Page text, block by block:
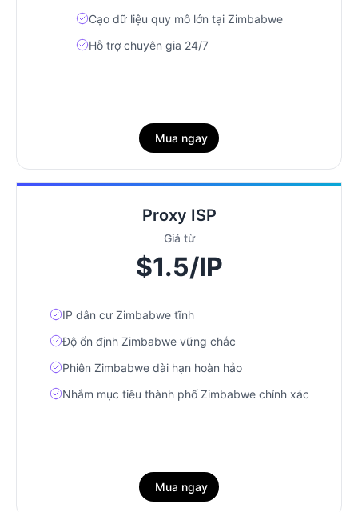
Cạo dữ liệu quy mô lớn tại Zimbabwe
Hỗ trợ chuyên gia 24/7
Mua ngay
Proxy ISP
Giá từ
$1.5/IP
IP dân cư Zimbabwe tĩnh
Độ ổn định Zimbabwe vững chắc
Phiên Zimbabwe dài hạn hoàn hảo
Nhắm mục tiêu thành phố Zimbabwe chính xác
Mua ngay